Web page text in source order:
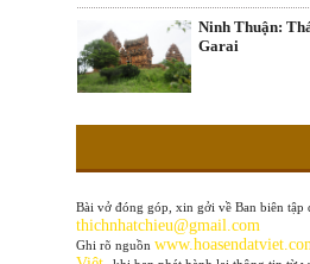
Ninh Thuận:
Garai
Bài vở đóng góp, xin gởi về Ban biên tập
thichnhatchieu@gmail.com
Ghi rõ nguồn www